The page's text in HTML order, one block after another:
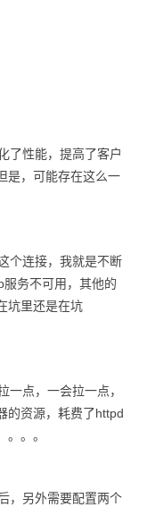
了性能，提高了客户
是，可能存在这么一
个连接，我就是不断
务不可用，其他的
坑里还是在坑
点，一会拉一点，
的资源，耗费了httpd
。。
，另外需要配置两个